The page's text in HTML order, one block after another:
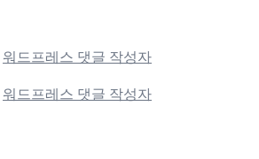
워드프레스 댓글 작성자
워드프레스 댓글 작성자